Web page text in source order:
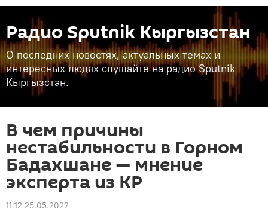
Радио Sputnik Кыргызстан
О последних новостях, актуальных темах и
интересных людях слушайте на радио Sputnik
Кыргызстан.
В чем причины
нестабильности в Горном
Бадахшане — мнение
эксперта из КР
11:12 25.05.2022